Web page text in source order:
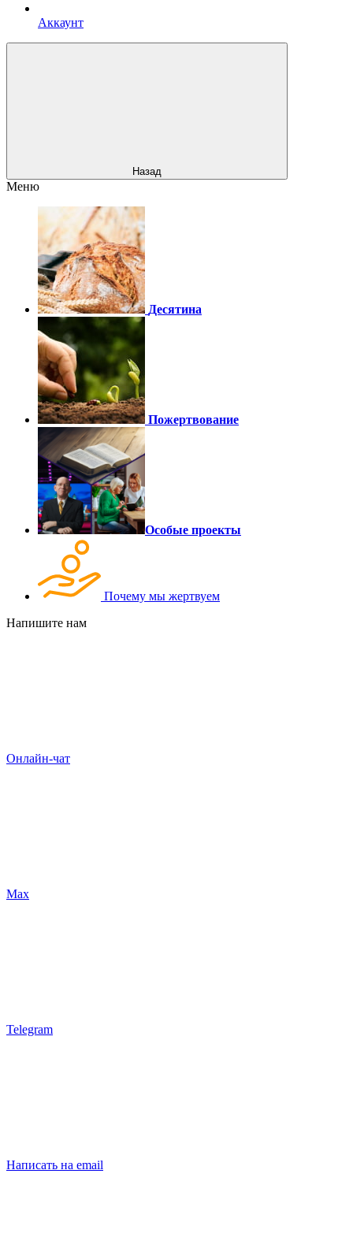
Аккаунт
Назад
Меню
Десятина
Пожертвование
Особые проекты
Почему мы жертвуем
Напишите нам
Онлайн-чат
Max
Telegram
Написать на email